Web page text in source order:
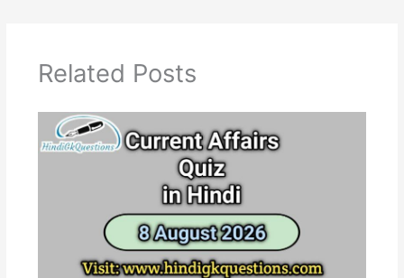
Related Posts